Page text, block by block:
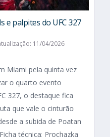
e palpites do UFC 327
11/04/2026
Miami pela quinta vez
o quarto evento
327, o destaque fica
que vale o cinturão
a subida de Poatan
técnica: Prochazka